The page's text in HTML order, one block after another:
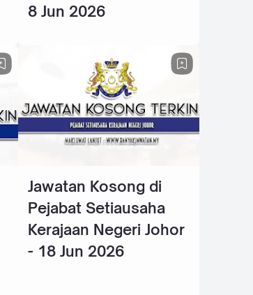
8 Jun 2026
Jawatan Kosong di
Pejabat Setiausaha
Kerajaan Negeri Johor
- 18 Jun 2026